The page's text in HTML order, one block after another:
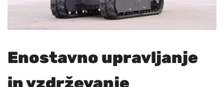
Enostavno upravljanje
in vzdrževanje